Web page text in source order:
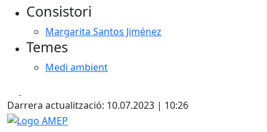
Consistori
Margarita Santos Jiménez
Temes
Medi ambient
Darrera actualització: 10.07.2023 | 10:26
Logo AMEP